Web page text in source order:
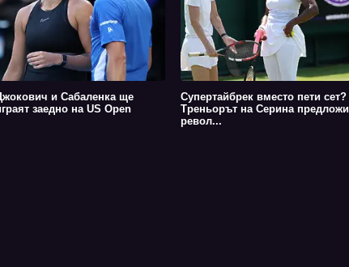
и Сабаленка ще
заедно на US Open
Супертайбрек вместо пети сет?
Треньорът на Серина предложи
револ...